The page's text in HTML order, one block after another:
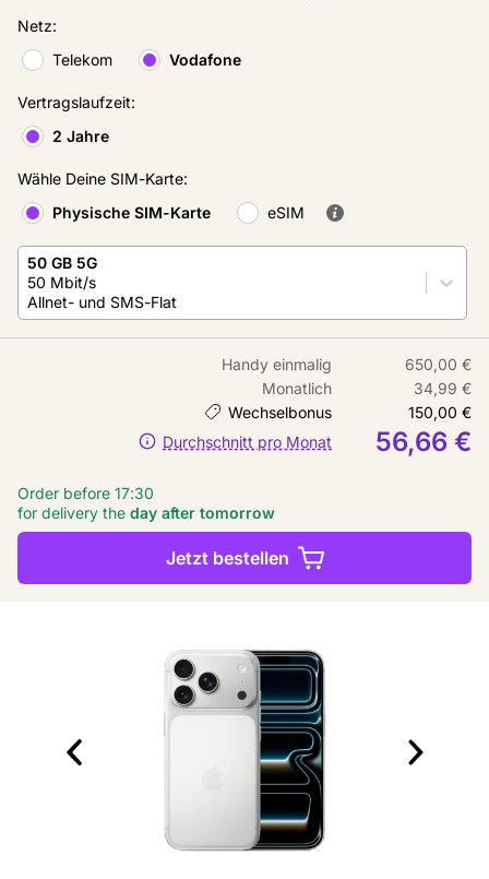
Netz:
Telekom
Vodafone
Vertragslaufzeit:
2 Jahre
Wähle Deine SIM-Karte:
Physische SIM-Karte
eSIM
50 GB 5G
50 Mbit/s
Allnet- und SMS-Flat
Handy einmalig
650,00 €
Monatlich
34,99 €
Wechselbonus
150,00 €
Durchschnitt pro Monat
56,66 €
Order before 17:30
for delivery the day after tomorrow
Jetzt bestellen